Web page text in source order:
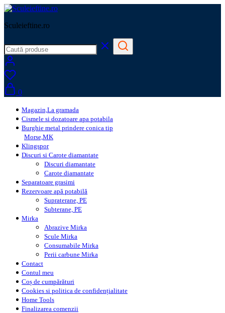
Sculeieftine.ro
0
Magazin,La gramada
Cismele si dozatoare apa potabila
Burghie metal prindere conica tip
Morse,MK
Klingspor
Discuri si Carote diamantate
Discuri diamantate
Carote diamantate
Separatoare grasimi
Rezervoare apă potabilă
Supraterane, PE
Subterane, PE
Mirka
Abrazive Mirka
Scule Mirka
Consumabile Mirka
Perii carbune Mirka
Contact
Contul meu
Coș de cumpărături
Cookies si politica de confidențialitate
Home Tools
Finalizarea comenzii